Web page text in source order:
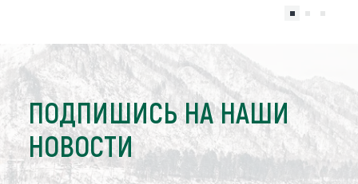
ПОДПИШИСЬ НА НАШИ
НОВОСТИ